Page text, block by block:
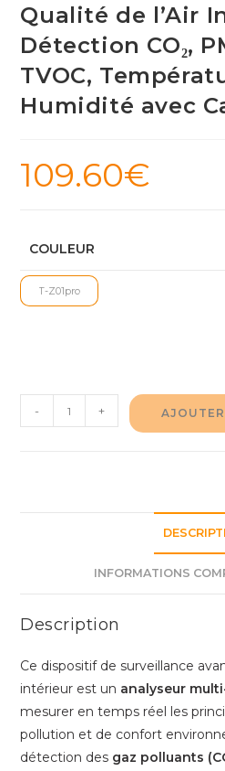
Qualité de l’Air
Détection CO₂,
TVOC,
Humidité avec
109.60€
COULEUR
T-Z01pro
quantité
de
Qualité
Détection
PM2.5,
Température
- +
INFORMATIONS
Description
Ce dispositif de surveillance
intérieur est un analyseur
mesurer en temps réel les
pollution et de confort
détection des gaz polluants